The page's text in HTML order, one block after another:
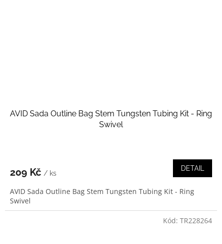
AVID Sada Outline Bag Stem Tungsten Tubing Kit - Ring
Swivel
209 Kč / ks
DETAIL
AVID Sada Outline Bag Stem Tungsten Tubing Kit - Ring
Swivel
Kód: TR228264